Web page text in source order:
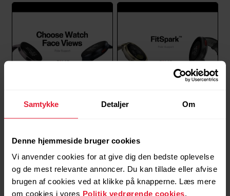
Samtykke Detaljer Om
Denne hjemmeside bruger cookies
Vi anvender cookies for at give dig den bedste oplevelse
og de mest relevante annoncer. Du kan tillade eller afvise
brugen af cookies ved at klikke på knapperne. Læs mere
om cookies i vores Politik vedrørende cookies.
watch face views